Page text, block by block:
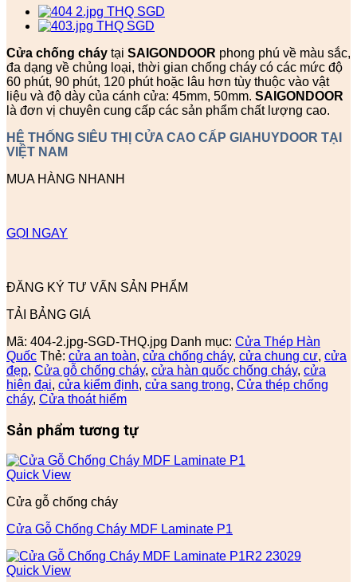
Cửa chống cháy tại SAIGONDOOR phong phú về màu sắc,
đa dạng về chủng loại, thời gian chống cháy có các mức độ
60 phút, 90 phút, 120 phút hoặc lâu hơn tùy thuộc vào vật
liệu và độ dày của cánh cửa: 45mm, 50mm. SAIGONDOOR
là đơn vị chuyên cung cấp các sản phẩm chất lượng cao.
HỆ THỐNG SIÊU THỊ CỬA CAO CẤP GIAHUYDOOR TẠI
VIỆT NAM
MUA HÀNG NHANH
GỌI NGAY
ĐĂNG KÝ TƯ VẤN SẢN PHẨM
TẢI BẢNG GIÁ
Mã: 404-2.jpg-SGD-THQ.jpg Danh mục: Cửa Thép Hàn
Quốc Thẻ: cửa an toàn, cửa chống cháy, cửa chung cư, cửa
đẹp, Cửa gỗ chống cháy, cửa hàn quốc chống cháy, cửa
hiện đại, cửa kiểm định, cửa sang trọng, Cửa thép chống
cháy, Cửa thoát hiểm
Sản phẩm tương tự
Quick View
Cửa gỗ chống cháy
Cửa Gỗ Chống Cháy MDF Laminate P1
Quick View